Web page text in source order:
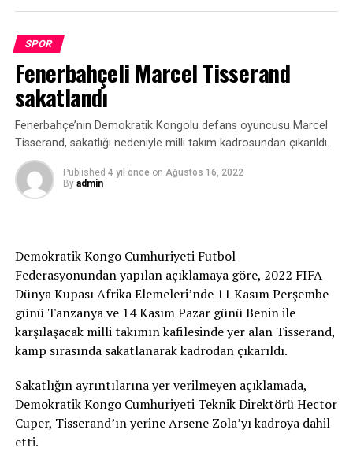
[Fotoğraf: DHA]
Türker Oktay: Yarışlar üst üste geldi
Milli Takımlar Yüzme ve Fenerbahçe Teknik Direktörü
Türker Oktay ise yarışların üst üste geldiğini ifade etti.
“Olimpiyatlardan sonra bu sezonun iki önemli yarışı
vardı. Bir tanesi Avrupa Şampiyonası, diğeri de Dünya
organizasyonların bir kısmı iptal oldu. Dolayısıyla ikisi
üst üste geldi. Bizim esas hedefimiz Dünya Şampiyonası.
Avrupa Şampiyonası’na antrenman olsun diye gittik.
Ona rağmen bu derecenin çıkması mutluluk verici.”
SPOR
Fenerbahçeli Marcel Tisserand
sakatlandı
Fenerbahçe’nin Demokratik Kongolu defans oyuncusu Marcel
Tisserand, sakatlığı nedeniyle milli takım kadrosundan çıkarıldı.
Published 4 yıl önce on Ağustos 16, 2022
By admin
Demokratik Kongo Cumhuriyeti Futbol
Federasyonundan yapılan açıklamaya göre, 2022 FIFA
Dünya Kupası Afrika Elemeleri’nde 11 Kasım Perşembe
günü Tanzanya ve 14 Kasım Pazar günü Benin ile
karşılaşacak milli takımın kafilesinde yer alan Tisserand,
kamp sırasında sakatlanarak kadrodan çıkarıldı.
Sakatlığın ayrıntılarına yer verilmeyen açıklamada,
Demokratik Kongo Cumhuriyeti Teknik Direktörü Hector
Cuper, Tisserand’ın yerine Arsene Zola’yı kadroya dahil
etti.